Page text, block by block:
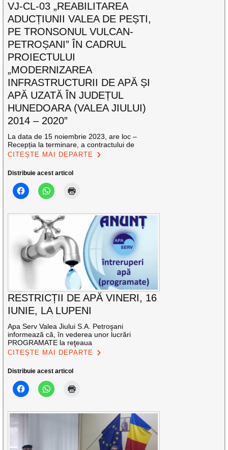
VJ-CL-03 „REABILITAREA
ADUCȚIUNII VALEA DE PEȘTI,
PE TRONSONUL VULCAN-
PETROȘANI” ÎN CADRUL
PROIECTULUI
„MODERNIZAREA
INFRASTRUCTURII DE APĂ ȘI
APĂ UZATĂ ÎN JUDEȚUL
HUNEDOARA (VALEA JIULUI)
2014 – 2020”
La data de 15 noiembrie 2023, are loc –
Recepția la terminare, a contractului de
CITEȘTE MAI DEPARTE
Distribuie acest articol
RESTRICȚII DE APĂ VINERI, 16
IUNIE, LA LUPENI
Apa Serv Valea Jiului S.A. Petroşani
informează că, în vederea unor lucrări
PROGRAMATE la reţeaua
CITEȘTE MAI DEPARTE
Distribuie acest articol